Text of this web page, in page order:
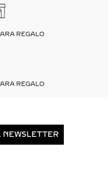
REGALO
REGALO
NEWSLETTER